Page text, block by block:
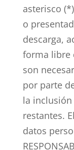
asterisco
o
descarga,
forma libre
son
por parte
la
restantes.
datos